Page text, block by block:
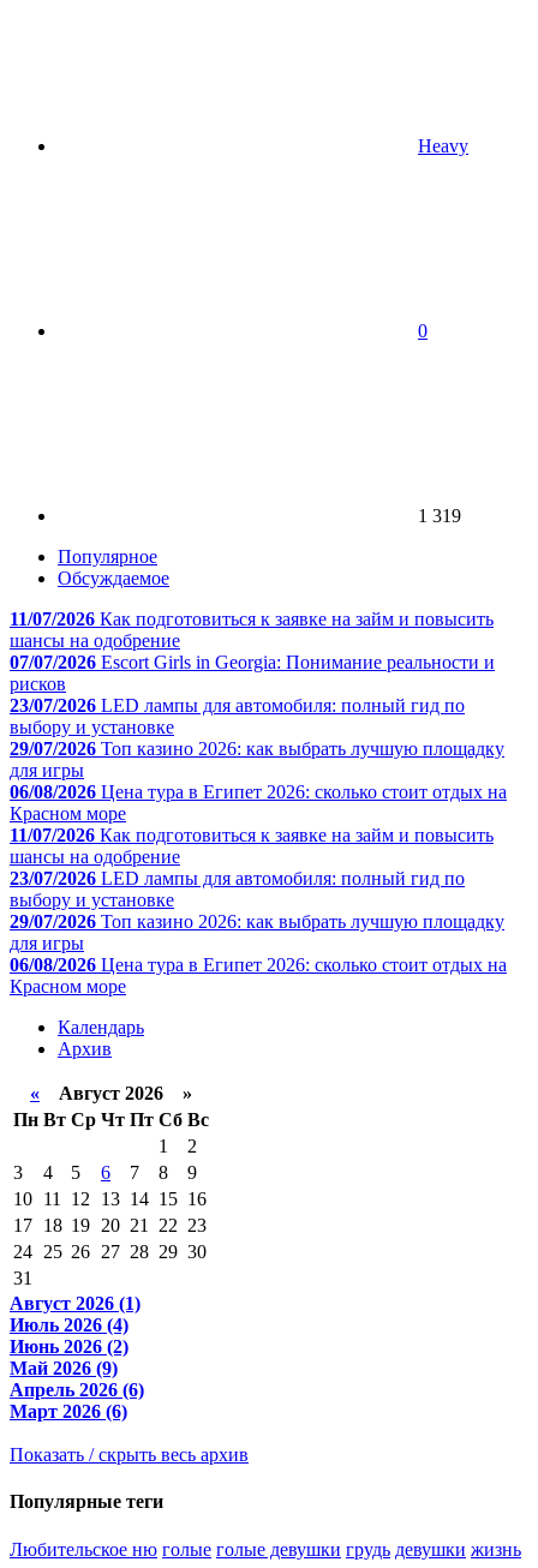
Heavy
0
1 319
Популярное
Обсуждаемое
11/07/2026 Как подготовиться к заявке на займ и повысить
шансы на одобрение
07/07/2026 Escort Girls in Georgia: Понимание реальности и
рисков
23/07/2026 LED лампы для автомобиля: полный гид по
выбору и установке
29/07/2026 Топ казино 2026: как выбрать лучшую площадку
для игры
06/08/2026 Цена тура в Египет 2026: сколько стоит отдых на
Красном море
11/07/2026 Как подготовиться к заявке на займ и повысить
шансы на одобрение
23/07/2026 LED лампы для автомобиля: полный гид по
выбору и установке
29/07/2026 Топ казино 2026: как выбрать лучшую площадку
для игры
06/08/2026 Цена тура в Египет 2026: сколько стоит отдых на
Красном море
Календарь
Архив
« Август 2026 »
Пн Вт Ср Чт Пт Сб Вс
1
2
3
4 5 6 7 8
9
10 11 12 13 14 15 16
17 18 19 20 21 22 23
24 25 26 27 28 29 30
31
Август 2026 (1)
Июль 2026 (4)
Июнь 2026 (2)
Май 2026 (9)
Апрель 2026 (6)
Март 2026 (6)
Показать / скрыть весь архив
Популярные теги
Любительское ню голые голые девушки грудь девушки жизнь